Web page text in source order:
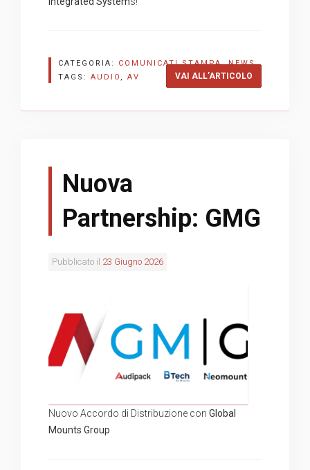
VAI ALL’ARTICOLO
CATEGORIA: COMUNICATI STAMPA,NEWS
TAGS: AUDIO , AV
Nuova
Partnership: GMG
Pubblicato il 23 Giugno 2026
Nuovo Accordo di Distribuzione con Global
Mounts Group